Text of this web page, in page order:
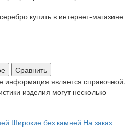
Сравнить
информация является справочной.
изделия могут несколько
Широкие без камней На заказ